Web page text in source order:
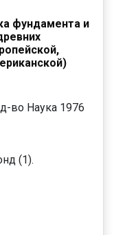
фундамента и
во Наука 1976
(1).